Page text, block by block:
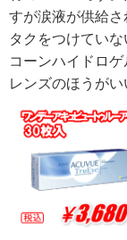
すが涙液が供給
タクをつけてい
コーンハイドロ
レンズのほうがい